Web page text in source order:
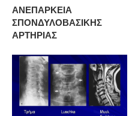
ΑΝΕΠΑΡΚΕΙΑ
ΣΠΟΝΔΥΛΟΒΑΣΙΚΗΣ
ΑΡΤΗΡΙΑΣ